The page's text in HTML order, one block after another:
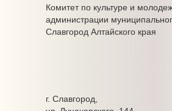
Комитет по культуре и
администрации
Славгород Алтайского края
г. Славгород,